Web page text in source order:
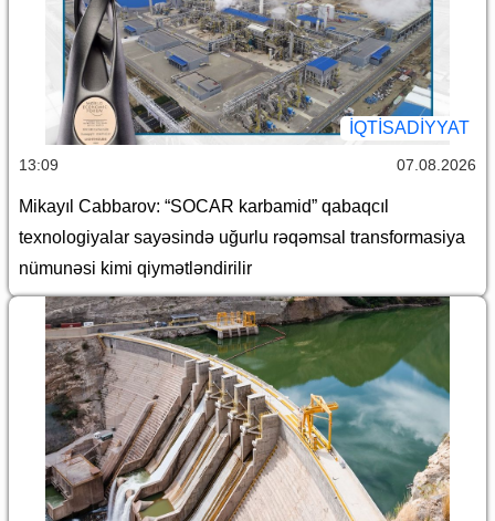
İQTİSADİYYAT
13:09 07.08.2026
Mikayıl Cabbarov: “SOCAR karbamid” qabaqcıl
texnologiyalar sayəsində uğurlu rəqəmsal transformasiya
nümunəsi kimi qiymətləndirilir